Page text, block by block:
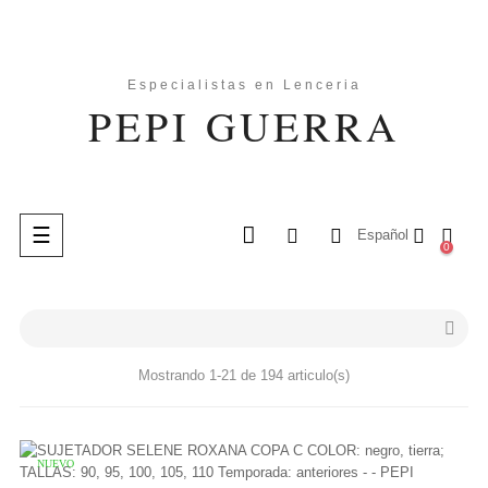
Navegación
de
☰ Español
0

Mostrando 1-21 de 194 articulo(s)
NUEVO